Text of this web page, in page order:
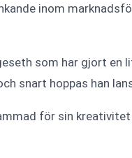
inom
som har gjort
snart hoppas han
för sin